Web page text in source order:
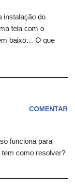
instalação do
tela com o
baixo… O que
COMENTAR
funciona para
tem como resolver?